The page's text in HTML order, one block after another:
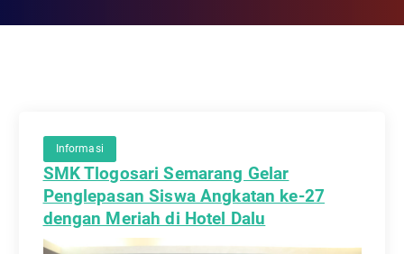
Informasi
SMK Tlogosari Semarang Gelar
Penglepasan Siswa Angkatan ke-27
dengan Meriah di Hotel Dalu